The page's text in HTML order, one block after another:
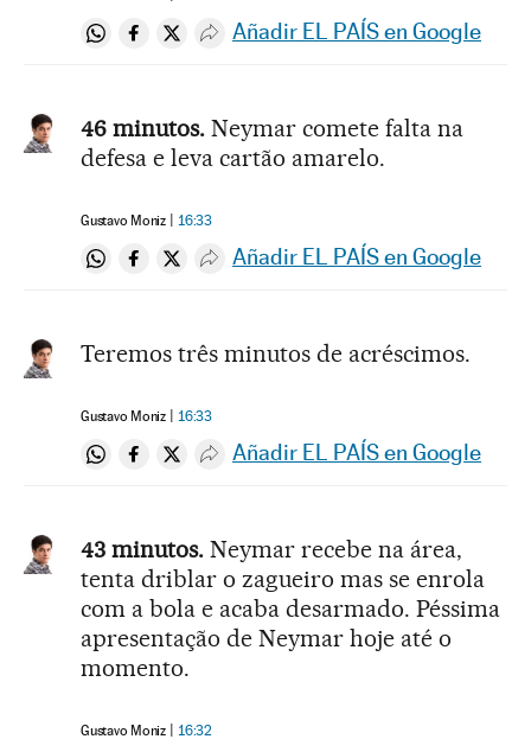
Compartir en Whatsapp
Compartir en Facebook
Compartir en Twitter
Desplegar Redes Sociales
Añadir EL PAÍS en Google
46 minutos. Neymar comete falta na
defesa e leva cartão amarelo.
Gustavo Moniz 16:33
Compartir en Whatsapp
Compartir en Facebook
Compartir en Twitter
Desplegar Redes Sociales
Añadir EL PAÍS en Google
Teremos três minutos de acréscimos.
Gustavo Moniz 16:33
Compartir en Whatsapp
Compartir en Facebook
Compartir en Twitter
Desplegar Redes Sociales
Añadir EL PAÍS en Google
43 minutos. Neymar recebe na área,
tenta driblar o zagueiro mas se enrola
com a bola e acaba desarmado. Péssima
apresentação de Neymar hoje até o
momento.
Gustavo Moniz 16:32